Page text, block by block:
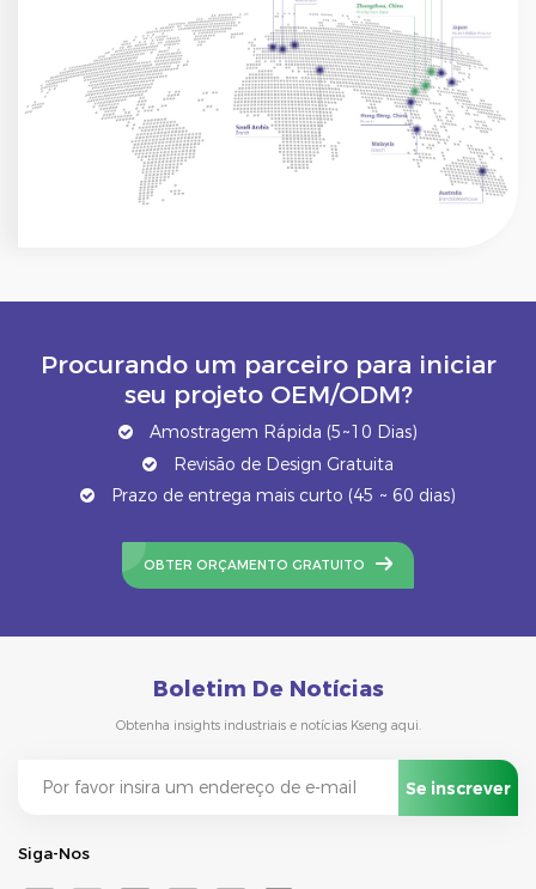
Procurando um parceiro para iniciar
seu projeto OEM/ODM?
Amostragem Rápida (5~10 Dias)
Revisão de Design Gratuita
Prazo de entrega mais curto (45 ~ 60 dias)
OBTER ORÇAMENTO GRATUITO
Boletim De Notícias
Obtenha insights industriais e notícias Kseng aqui.
Siga-Nos